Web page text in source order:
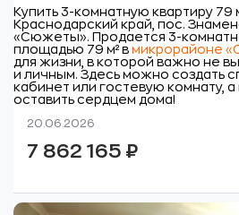
Купить 3-комнатную квартиру
Краснодарский край, пос.
«Сюжеты». Продается 3-
площадью 79 м² в микрорайоне
для жизни, в которой важно не
и личным. Здесь можно создать
кабинет или гостевую комнату,
оставить сердцем дома!
20.06.2026
7 862 165 ₽